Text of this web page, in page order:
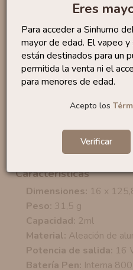
Eres
Para acceder a Sinhumo
mayor de edad. El vapeo
están destinados para un
permitida la venta ni el
para menores de edad.
Acepto los
Verificar
encontrarlos en 1,2 ohm
Este dispositivo
mantendrá informado
Luz Blanca:100 - 20%
Pod Doric Galaxy S1
volver a tener operativo
Características
Dimensiones: 16 x
Peso: 31,5 g
Capacidad: 2ml
Material: Aleación de
Potencia de salida: 16
Batería Pen: Interna